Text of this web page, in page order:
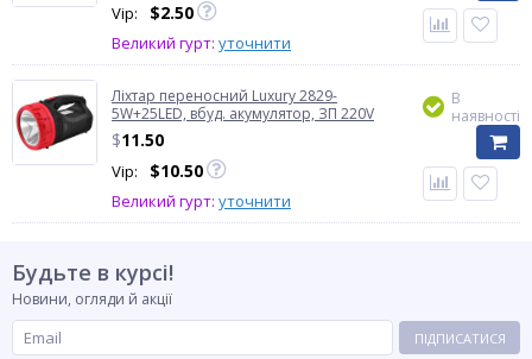
Vip: $2.50
Великий гурт: уточнити
Ліхтар переносний Luxury 2829-
5W+25LED, вбуд. акумулятор, ЗП 220V
$11.50
Vip: $10.50
Великий гурт: уточнити
В
наявності
Будьте в курсі!
Новини, огляди й акції
ПІДПИСАТИСЯ